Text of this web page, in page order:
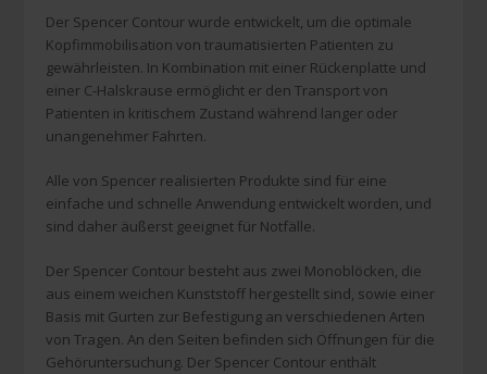
Der Spencer Contour wurde entwickelt, um die optimale
Kopfimmobilisation von traumatisierten Patienten zu
gewährleisten. In Kombination mit einer Rückenplatte und
einer C-Halskrause ermöglicht er den Transport von
Patienten in kritischem Zustand während langer oder
unangenehmer Fahrten.
Alle von Spencer realisierten Produkte sind für eine
einfache und schnelle Anwendung entwickelt worden, und
sind daher äußerst geeignet für Notfälle.
Der Spencer Contour besteht aus zwei Monoblöcken, die
aus einem weichen Kunststoff hergestellt sind, sowie einer
Basis mit Gurten zur Befestigung an verschiedenen Arten
von Tragen. An den Seiten befinden sich Öffnungen für die
Gehöruntersuchung. Der Spencer Contour enthält